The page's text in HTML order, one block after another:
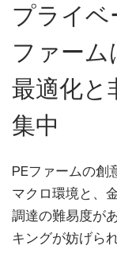
プライベ
ファー
最適化と
集中
PEファームの創
マクロ環境と、
調達の難易度が
キングが妨げら